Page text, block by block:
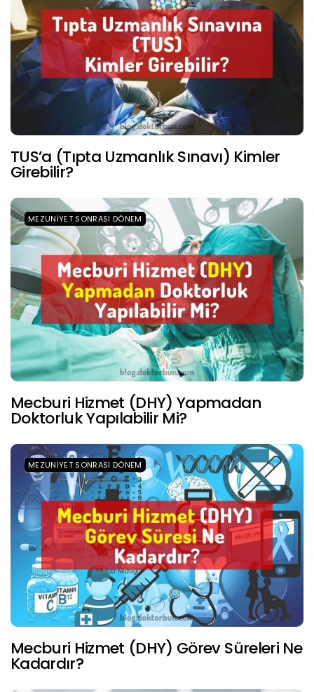
TUS’a (Tıpta Uzmanlık Sınavı) Kimler
Girebilir?
MEZUNIYET SONRASI DÖNEM
Mecburi Hizmet (DHY) Yapmadan
Doktorluk Yapılabilir Mi?
MEZUNIYET SONRASI DÖNEM
Mecburi Hizmet (DHY) Görev Süreleri Ne
Kadardır?